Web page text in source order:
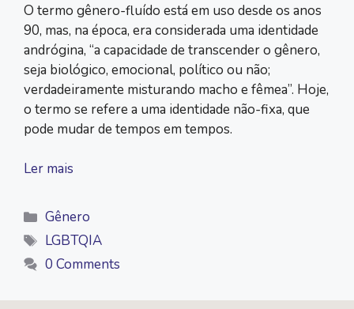
O termo gênero-fluído está em uso desde os anos
90, mas, na época, era considerada uma identidade
andrógina, “a capacidade de transcender o gênero,
seja biológico, emocional, político ou não;
verdadeiramente misturando macho e fêmea”. Hoje,
o termo se refere a uma identidade não-fixa, que
pode mudar de tempos em tempos.
Ler mais
Categorias
Gênero
Tags
LGBTQIA
0 Comments